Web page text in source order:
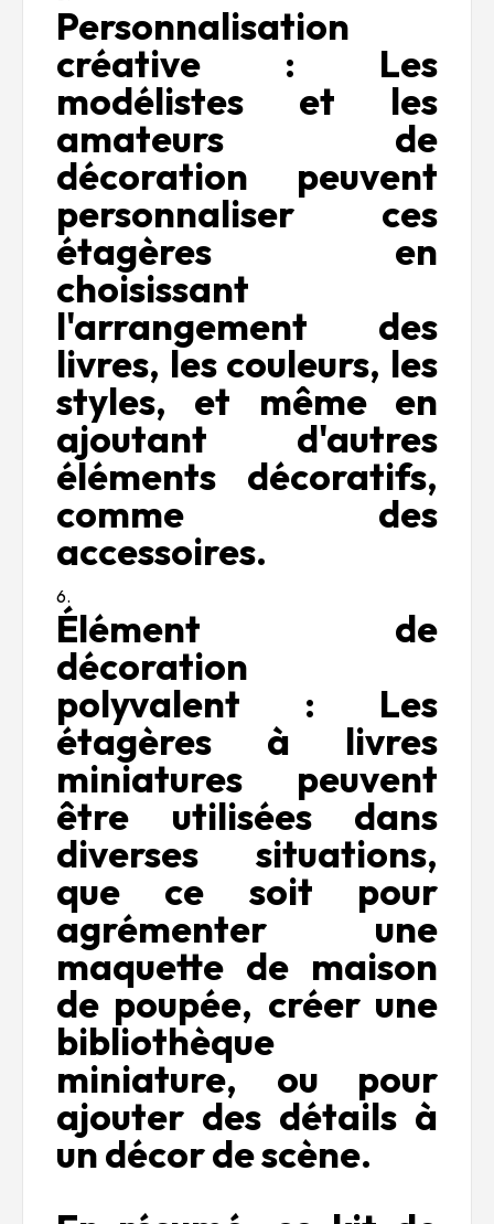
Personnalisation
créative : Les
modélistes et les
amateurs de
décoration peuvent
personnaliser ces
étagères en
choisissant
l'arrangement des
livres, les couleurs, les
styles, et même en
ajoutant d'autres
éléments décoratifs,
comme des
accessoires.
Élément de
décoration
polyvalent : Les
étagères à livres
miniatures peuvent
être utilisées dans
diverses situations,
que ce soit pour
agrémenter une
maquette de maison
de poupée, créer une
bibliothèque
miniature, ou pour
ajouter des détails à
un décor de scène.